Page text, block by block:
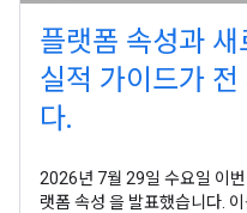
플랫폼 속성과
실적 가이드가 전
다.
2026년 7월 29일 수요일 이
랫폼 속성 을 발표했습니다.